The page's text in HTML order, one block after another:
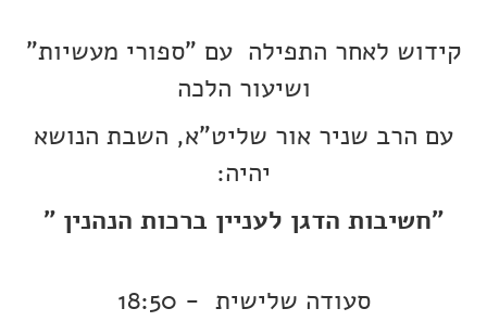
קידוש לאחר התפילה עם "ספורי מעשיות"
ושיעור הלכה
עם הרב שניר אור שליט"א, השבת הנושא
יהיה:
"חשיבות הדגן לעניין ברכות הנהנין "
סעודה שלישית - 18:50